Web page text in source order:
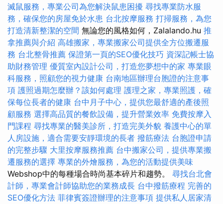
滅鼠服務，專業公司為您解決鼠患困擾 尋找專業防水服
務，確保您的房屋免於水患 台北按摩服務 打掃服務，為您
打造清新整潔的空間 無論您的風格如何，Zalalando.hu 推
拿推薦與介紹 高雄搬家，專業搬家公司提供全方位搬遷服
務 台北整骨推薦 保證第一頁的SEO優化技巧 資深記帳士協
助財務管理 優質室內設計公司，打造您夢想中的家 專業眼
科服務，照顧您的視力健康 台南地區辦理台胞證的注意事
項 護照過期怎麼辦？該如何處理 護理之家，專業照護，確
保每位長者的健康 台中月子中心，提供您最舒適的產後照
顧服務 選擇高品質的餐飲設備，提升營業效率 免費按摩入
門課程 尋找專業的醫美診所，打造完美外貌 養護中心的單
人房設施，適合需要安靜環境的長者 撥筋療法 台胞證申請
的完整步驟 大里按摩服務推薦 台中搬家公司，提供專業搬
遷服務的選擇 專業的外燴服務，為您的活動提供美味
Webshop中的每種場合時尚基本碎片和趨勢。 尋找台北會
計師，專業會計師協助您的業務成長 台中撥筋療程 完善的
SEO優化方法 菲律賓簽證辦理的注意事項 提供私人居家清